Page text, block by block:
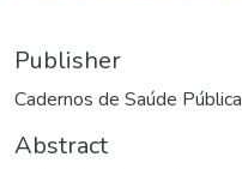
Publisher
Cadernos de Saúde Pública
Abstract